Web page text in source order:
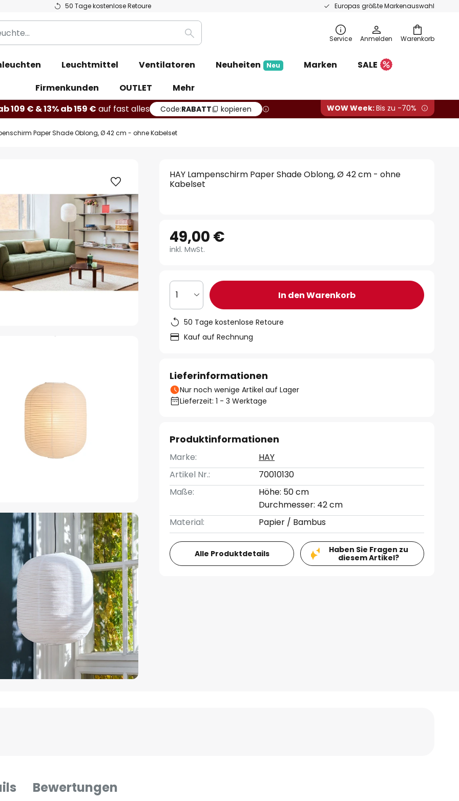
50 Tage kostenlose Retoure Europas größte Markenauswahl
Warenkorb
Suche Service Anmelden
Leuchtmittel Ventilatoren Neuheiten Neu Marken
SALE
Firmenkunden
OUTLET
Mehr
109 € & 13% ab 159 € auf fast alles Code:RABATT kopieren WOW Week:Bis zu -70%
Paper Shade Oblong, Ø 42 cm - ohne Kabelset
HAY Lampenschirm Paper Shade Oblong, Ø 42 cm - ohne
Kabelset
49,00 €
inkl. MwSt.
1 In den Warenkorb
50 Tage kostenlose Retoure
Kauf auf Rechnung
Lieferinformationen
Nur noch wenige Artikel auf Lager
Lieferzeit: 1 - 3 Werktage
Produktinformationen
Marke:
HAY
Artikel Nr.:
70010130
Maße:
Höhe: 50 cm
Durchmesser: 42 cm
Material:
Papier / Bambus
Alle Produktdetails
Haben Sie Fragen zu
diesem Artikel?
Bewertungen